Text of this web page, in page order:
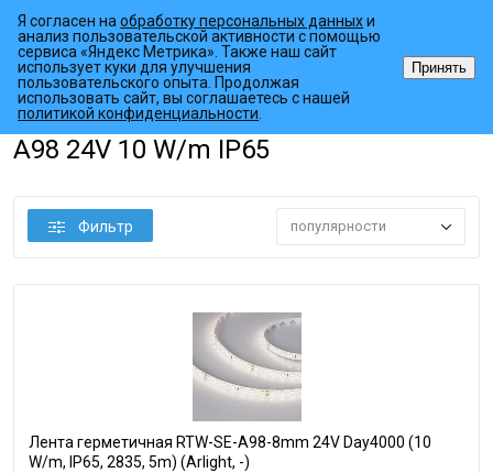
Главная страница • Каталог товаров • Светодиодные ленты
A98 24V 10 W/m IP65
Фильтр популярности
Лента герметичная RTW-SE-A98-8mm 24V Day4000 (10
W/m, IP65, 2835, 5m) (Arlight, -)
Я согласен наобработку персональных данныхи
анализ пользовательской активности с помощью
сервиса «Яндекс Метрика». Также наш сайт
использует куки для улучшения
пользовательского опыта. Продолжая
использовать сайт, вы соглашаетесь с нашей
политикой конфиденциальности
Принять